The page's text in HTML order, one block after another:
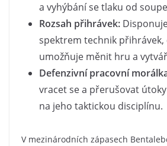
a vyhýbání se tlaku od
Rozsah přihrávek:
spektrem technik přihrávek,
umožňuje měnit hru a
Defenzivní pracovní
vracet se a přerušovat
na jeho taktickou disciplínu.
V mezinárodních zápasech